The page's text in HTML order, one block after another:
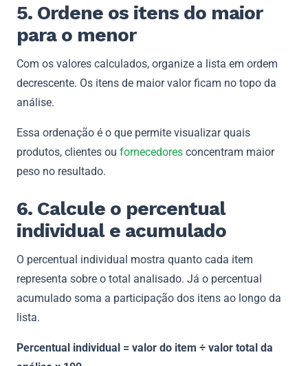
5. Ordene os itens do maior
para o menor
Com os valores calculados, organize a lista em ordem
decrescente. Os itens de maior valor ficam no topo da
análise.
Essa ordenação é o que permite visualizar quais
produtos, clientes ou fornecedores concentram maior
peso no resultado.
6. Calcule o percentual
individual e acumulado
O percentual individual mostra quanto cada item
representa sobre o total analisado. Já o percentual
acumulado soma a participação dos itens ao longo da
lista.
Percentual individual = valor do item ÷ valor total da